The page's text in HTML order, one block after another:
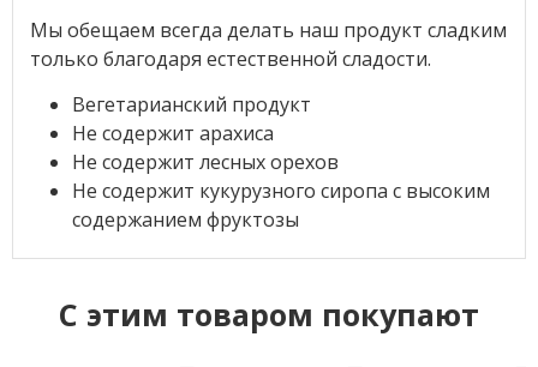
Мы обещаем всегда делать наш продукт сладким
только благодаря естественной сладости.
Вегетарианский продукт
Не содержит арахиса
Не содержит лесных орехов
Не содержит кукурузного сиропа с высоким
содержанием фруктозы
C этим товаром покупают